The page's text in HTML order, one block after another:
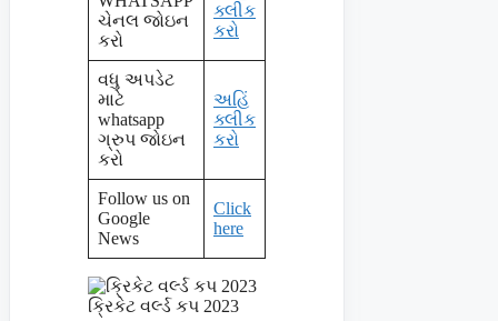
ચેનલ જોઇન
કરો
ક્લીક
કરો
વધુ અપડેટ
માટે
whatsapp
ગ્રુપ જોઇન
કરો
અહિં
ક્લીક
કરો
Follow us on
Google
News
Click
here
ક્રિકેટ વર્લ્ડ કપ 2023